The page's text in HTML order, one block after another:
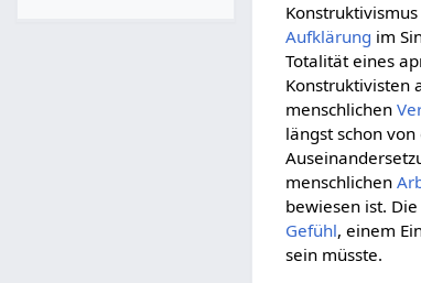
Aufklärung im
Totalität eines
Konstruktivisten
menschlichen
längst schon von
menschlichen
bewiesen ist.
Gefühl, einem
sein müsste.